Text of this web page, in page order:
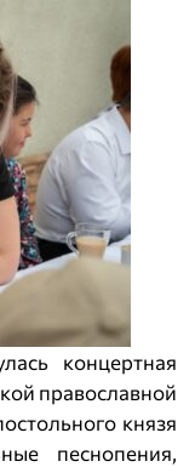
концертная
православной
князя
песнопения,